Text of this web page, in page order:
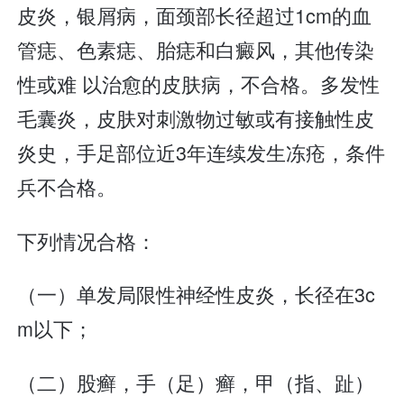
皮炎，银屑病，面颈部长径超过1cm的血
管痣、色素痣、胎痣和白癜风，其他传染
性或难 以治愈的皮肤病，不合格。多发性
毛囊炎，皮肤对刺激物过敏或有接触性皮
炎史，手足部位近3年连续发生冻疮，条件
兵不合格。
下列情况合格：
（一）单发局限性神经性皮炎，长径在3c
m以下；
（二）股癣，手（足）癣，甲（指、趾）